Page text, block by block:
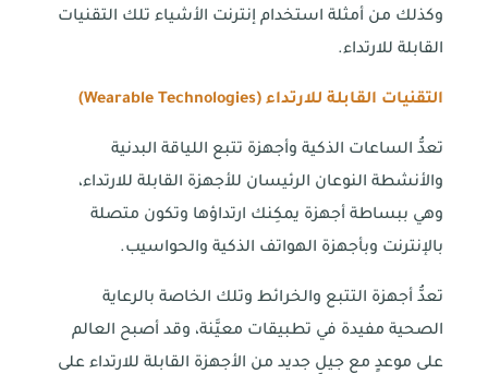
وكذلك من أمثلة استخدام إنترنت الأشياء تلك التقنيات
القابلة للارتداء.
التقنيات القابلة للارتداء (Wearable Technologies
)
تعدُّ الساعات الذكية وأجهزة تتبع اللياقة البدنية
والأنشطة النوعان الرئيسان للأجهزة القابلة للارتداء،
وهي ببساطة أجهزة يمكِنك ارتداؤها وتكون متصلة
بالإنترنت وبأجهزة الهواتف الذكية والحواسيب.
تعدُّ أجهزة التتبع والخرائط وتلك الخاصة بالرعاية
الصحية مفيدة في تطبيقات معيَّنة، وقد أصبح العالم
على موعدٍ مع جيلٍ جديد من الأجهزة القابلة للارتداء على